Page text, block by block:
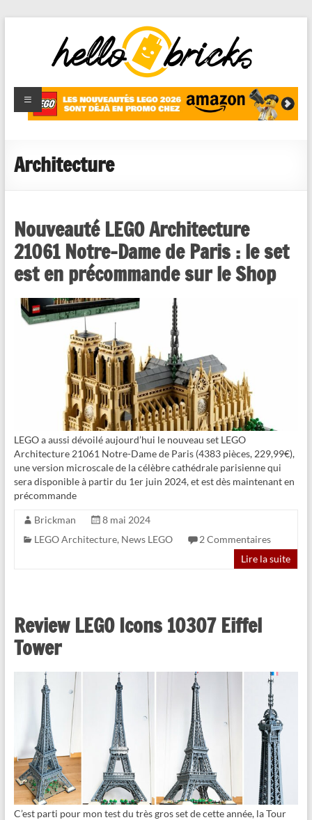
HelloBricks
Blog LEGO,
nouveaut�s
reviews
Architecture
Nouveauté LEGO Architecture
21061 Notre-Dame de Paris : le set
est en précommande sur le Shop
LEGO a aussi dévoilé aujourd’hui le nouveau set LEGO
Architecture 21061 Notre-Dame de Paris (4383 pièces, 229,99€),
une version microscale de la célèbre cathédrale parisienne qui
sera disponible à partir du 1er juin 2024, et est dès maintenant en
précommande
Brickman
8 mai 2024
LEGO Architecture, News LEGO
2 Commentaires
Lire la suite
Review LEGO Icons 10307 Eiffel
Tower
C’est parti pour mon test du très gros set de cette année, la Tour